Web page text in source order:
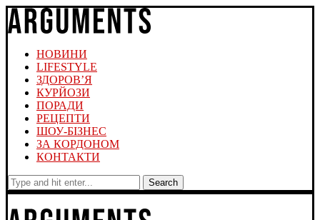
НОВИНИ
LIFESTYLE
ЗДОРОВ’Я
КУРЙОЗИ
ПОРАДИ
РЕЦЕПТИ
ШОУ-БІЗНЕС
ЗА КОРДОНОМ
КОНТАКТИ
Search